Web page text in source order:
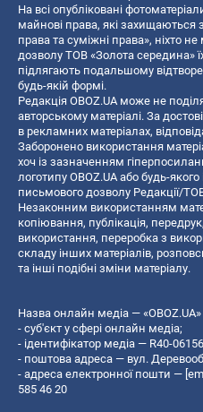
На всі опубліковані
майнові права, які захищаються
права та суміжні права», ніхто
дозволу ТОВ «Золота середина»
підлягають подальшому
будь-якій формі.
Редакція OBOZ.UA може не
авторському матеріалі. За
в рекламних матеріалах,
Заборонено використання
хоч із зазначенням
логотипу OBOZ.UA або будь-
письмового дозволу Редакції/
Незаконним використанням
копiювання, публiкацiя,
використання, переробка з
складу інших матеріалів,
та інші подібні зміни матеріалу.
Назва онлайн медіа — «OBOZ.UA»
- суб'єкт у сфері онлайн медіа;
- ідентифікатор медіа — R40-
- поштова адреса — вул.
- адреса електронної пошти —
585 46 20